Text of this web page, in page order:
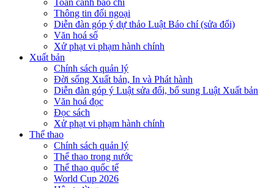
Toàn cảnh báo chí
Thông tin đối ngoại
Diễn đàn góp ý dự thảo Luật Báo chí (sửa đổi)
Văn hoá số
Xử phạt vi phạm hành chính
Xuất bản
Chính sách quản lý
Đời sống Xuất bản, In và Phát hành
Diễn đàn góp ý Luật sửa đổi, bổ sung Luật Xuất bản
Văn hoá đọc
Đọc sách
Xử phạt vi phạm hành chính
Thể thao
Chính sách quản lý
Thể thao trong nước
Thể thao quốc tế
World Cup 2026